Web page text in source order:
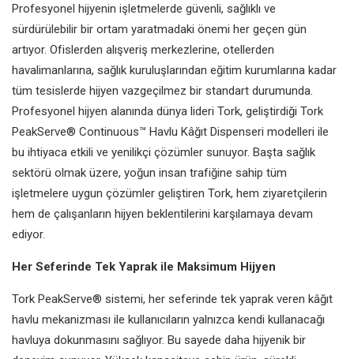
Profesyonel hijyenin işletmelerde güvenli, sağlıklı ve
sürdürülebilir bir ortam yaratmadaki önemi her geçen gün
artıyor. Ofislerden alışveriş merkezlerine, otellerden
havalimanlarına, sağlık kuruluşlarından eğitim kurumlarına kadar
tüm tesislerde hijyen vazgeçilmez bir standart durumunda.
Profesyonel hijyen alanında dünya lideri Tork, geliştirdiği Tork
PeakServe® Continuous™ Havlu Kâğıt Dispenseri modelleri ile
bu ihtiyaca etkili ve yenilikçi çözümler sunuyor. Başta sağlık
sektörü olmak üzere, yoğun insan trafiğine sahip tüm
işletmelere uygun çözümler geliştiren Tork, hem ziyaretçilerin
hem de çalışanların hijyen beklentilerini karşılamaya devam
ediyor.
Her Seferinde Tek Yaprak ile Maksimum Hijyen
Tork PeakServe® sistemi, her seferinde tek yaprak veren kâğıt
havlu mekanizması ile kullanıcıların yalnızca kendi kullanacağı
havluya dokunmasını sağlıyor. Bu sayede daha hijyenik bir